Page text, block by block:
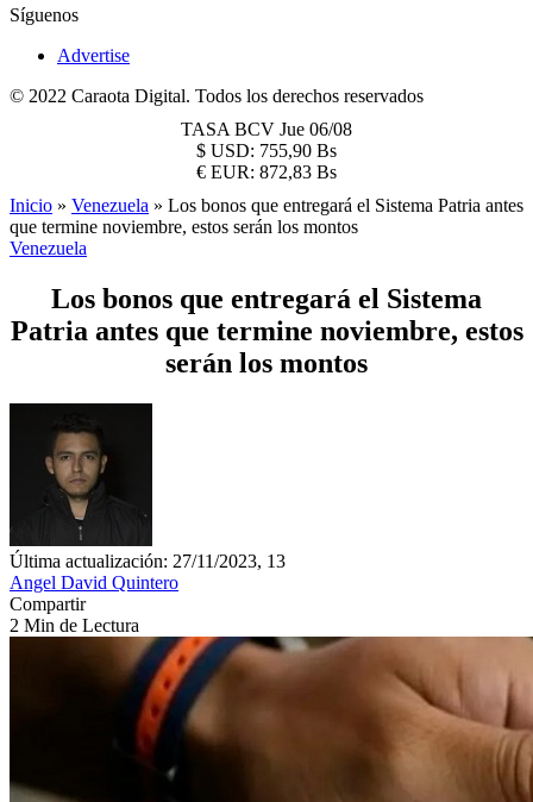
Síguenos
Advertise
© 2022 Caraota Digital. Todos los derechos reservados
TASA BCV Jue 06/08
$ USD: 755,90 Bs
€ EUR: 872,83 Bs
Inicio » Venezuela » Los bonos que entregará el Sistema Patria antes
que termine noviembre, estos serán los montos
Venezuela
Los bonos que entregará el Sistema
Patria antes que termine noviembre, estos
serán los montos
Última actualización: 27/11/2023, 13
Angel David Quintero
Compartir
2 Min de Lectura